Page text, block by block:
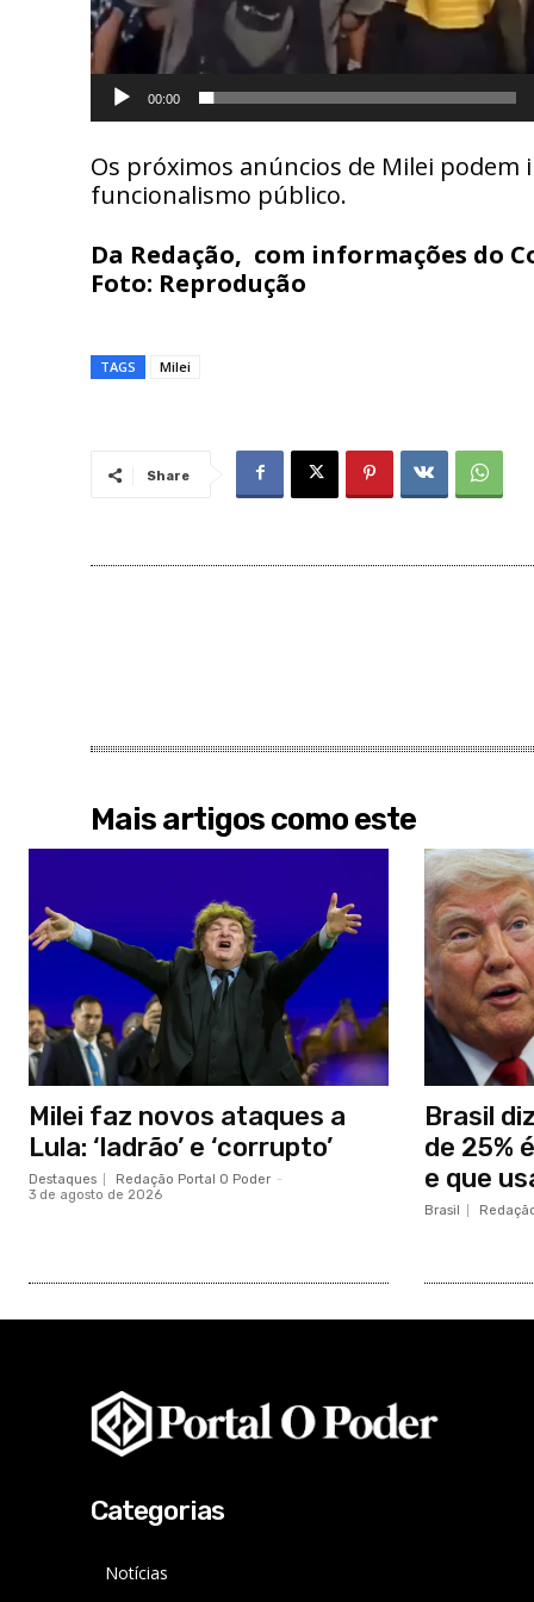
00:00
Os próximos anúncios de Milei
funcionalismo público.
Da Redação, com informações do
Foto: Reprodução
TAGS Milei
Share
Mais artigos como este
Milei faz novos ataques a
Lula: ‘ladrão’ e ‘corrupto’
Destaques Redação Portal O Poder -
3 de agosto de 2026
Brasil
de 25%
e que
Brasil
Categorias
Notícias